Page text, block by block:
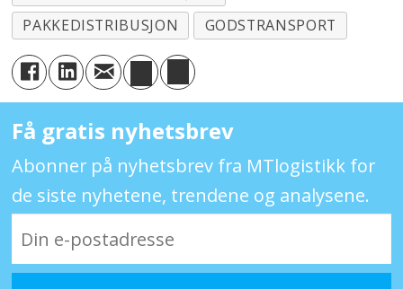
PAKKEDISTRIBUSJON
GODSTRANSPORT
Få gratis nyhetsbrev
Abonner på nyhetsbrev fra MTlogistikk for
de siste nyhetene, trendene og analysene.